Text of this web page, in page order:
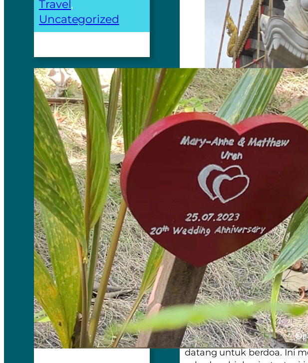
Travel
Uncategorized
Di salah satu bangunan
emas yang menjadi ikon
memberikan rasa damai
datang untuk berdoa. Ini